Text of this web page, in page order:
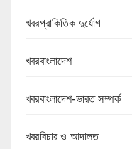
খবরপ্রাকিতিক দুর্যোগ
খবরবাংলাদেশ
খবরবাংলাদেশ-ভারত সম্পর্ক
খবরবিচার ও আদালত